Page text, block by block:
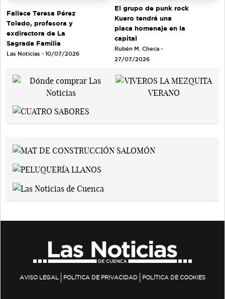
Fallece Teresa Pérez
Toledo, profesora y
exdirectora de La
Sagrada Familia
Las Noticias - 10/07/2026
El grupo de punk rock
Kuero tendrá una
placa homenaje en la
capital
Rubén M. Checa -
27/07/2026
AVISO LEGAL POLÍTICA DE PRIVACIDAD POLÍTICA DE COOKIES